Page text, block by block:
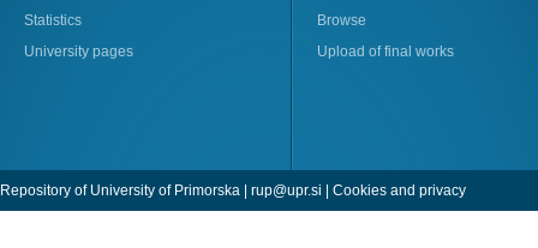
Statistics
University pages
Browse
Upload of final works
Repository of University of Primorska | rup@upr.si | Cookies and privacy